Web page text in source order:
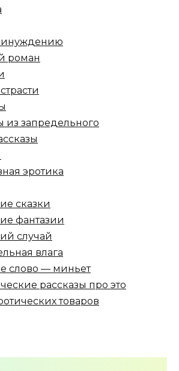
роман
из запредельного
эротика
сказки
фантазии
случай
влага
слово — миньет
рассказы про это
товаров